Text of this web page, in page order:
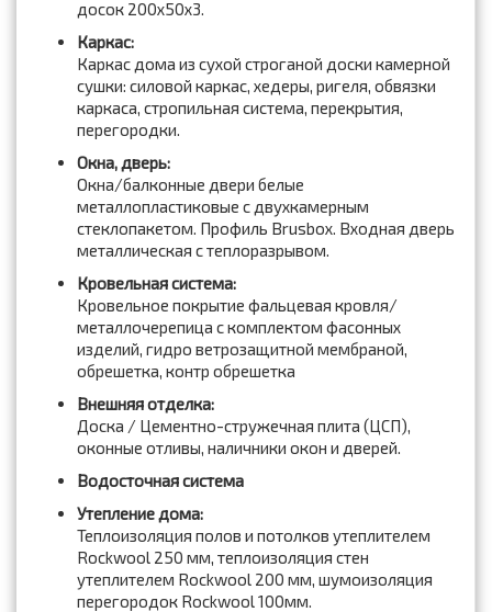
досок 200x50x3.
Каркас:
Каркас дома из сухой строганой доски камерной
сушки: силовой каркас, хедеры, ригеля, обвязки
каркаса, стропильная система, перекрытия,
перегородки.
Окна, дверь:
Окна/балконные двери белые
металлопластиковые с двухкамерным
стеклопакетом. Профиль Brusbox. Входная дверь
металлическая с теплоразрывом.
Кровельная система:
Кровельное покрытие фальцевая кровля/
металлочерепица с комплектом фасонных
изделий, гидро ветрозащитной мембраной,
обрешетка, контр обрешетка
Внешняя отделка:
Доска / Цементно-стружечная плита (ЦСП),
оконные отливы, наличники окон и дверей.
Водосточная система
Утепление дома:
Теплоизоляция полов и потолков утеплителем
Rockwool 250 мм, теплоизоляция стен
утеплителем Rockwool 200 мм, шумоизоляция
перегородок Rockwool 100мм.